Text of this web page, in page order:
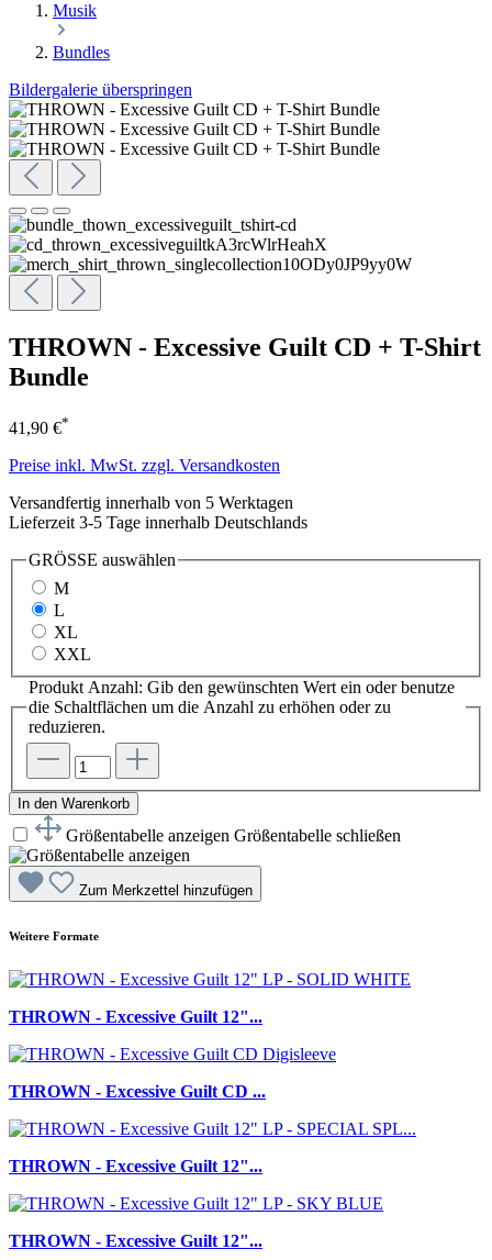
Musik
Bundles
Bildergalerie überspringen
THROWN - Excessive Guilt CD + T-Shirt
Bundle
41,90 €*
Preise inkl. MwSt. zzgl. Versandkosten
Versandfertig innerhalb von 5 Werktagen
Lieferzeit 3-5 Tage innerhalb Deutschlands
GRÖSSE auswählen
M
L
XL
XXL
Produkt Anzahl: Gib den gewünschten Wert ein oder benutze
die Schaltflächen um die Anzahl zu erhöhen oder zu
reduzieren.
In den Warenkorb
Größentabelle anzeigen Größentabelle schließen
Zum Merkzettel hinzufügen
Weitere Formate
THROWN - Excessive Guilt 12"...
THROWN - Excessive Guilt CD ...
THROWN - Excessive Guilt 12"...
THROWN - Excessive Guilt 12"...